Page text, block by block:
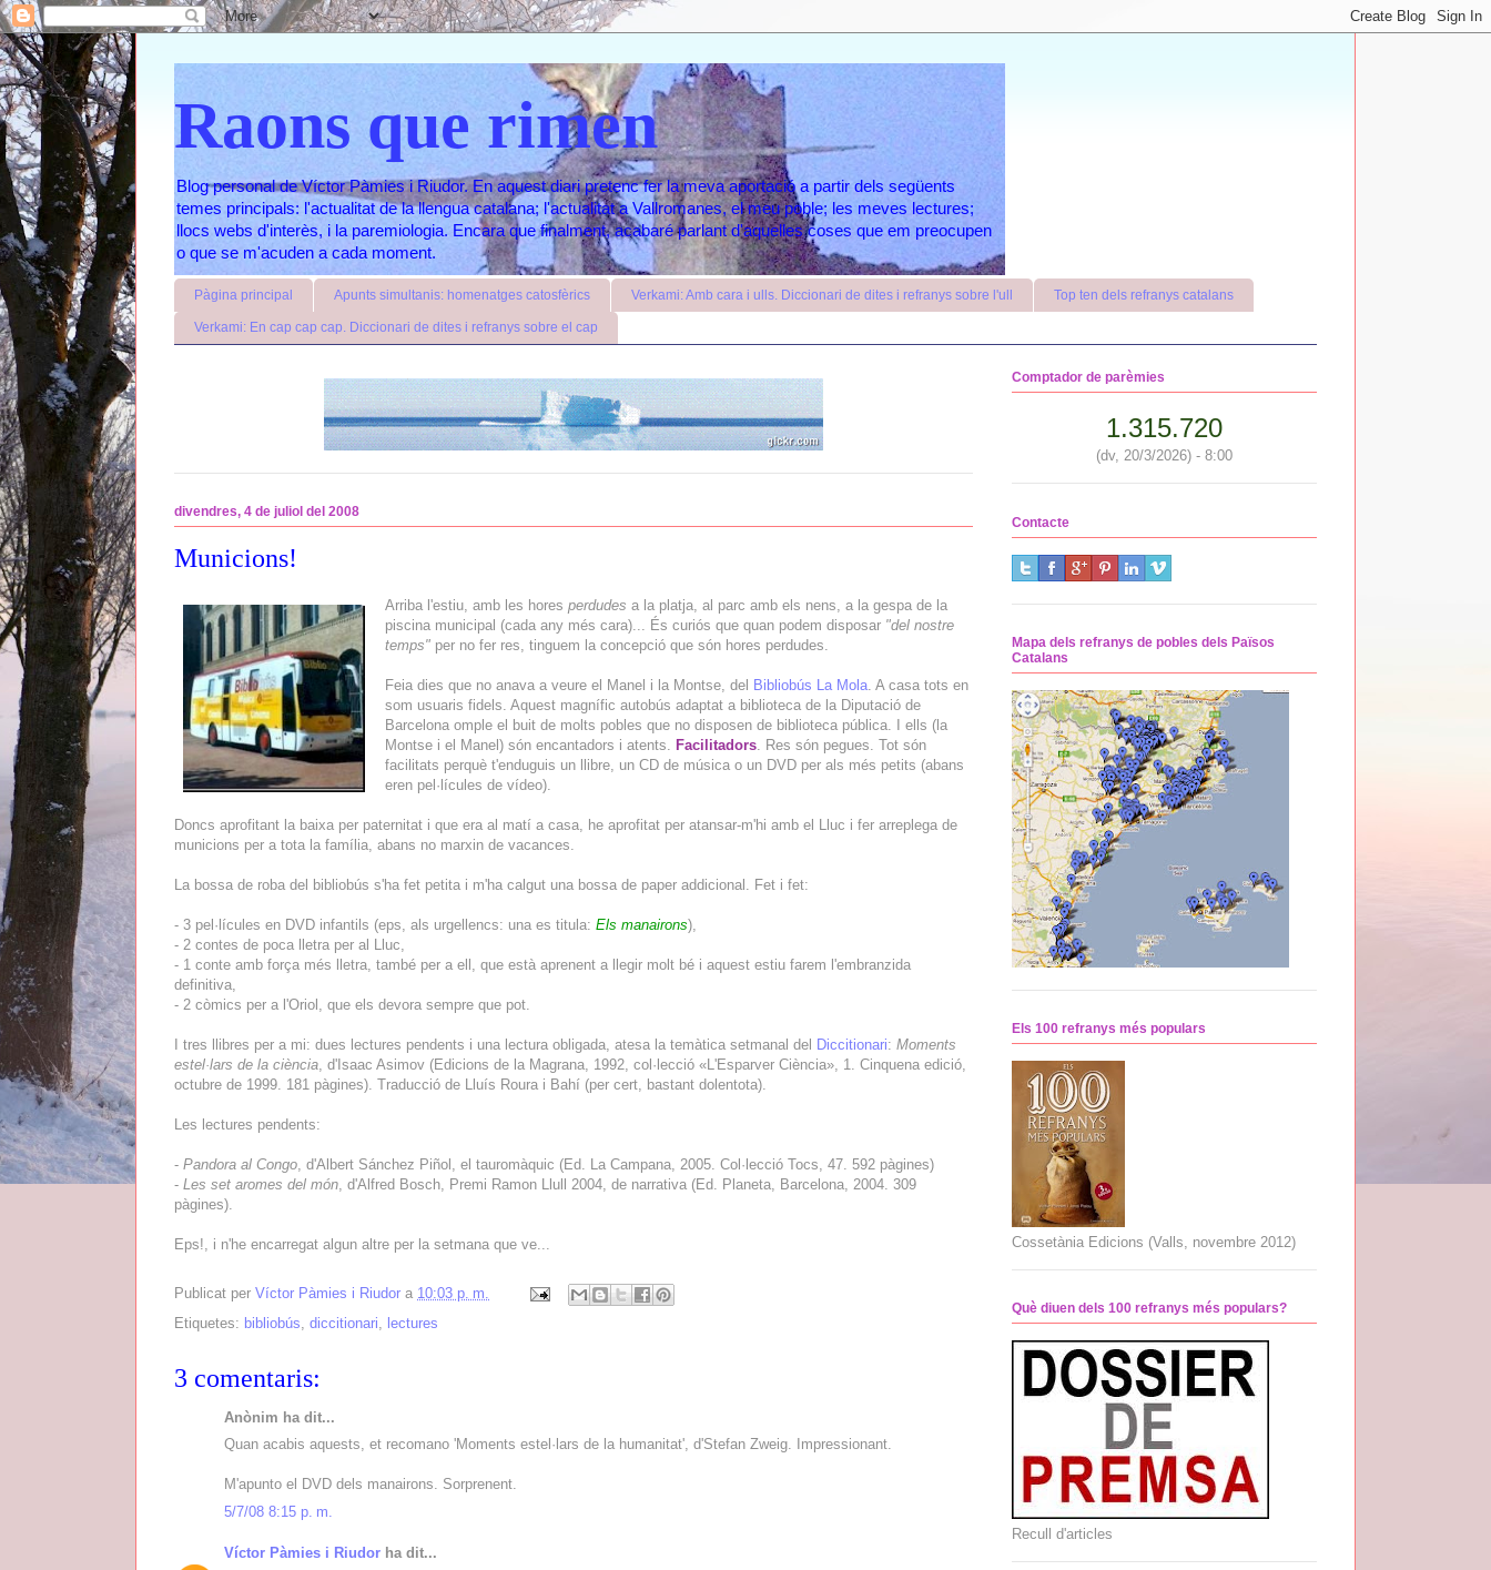
Raons que rimen
Blog personal de Víctor Pàmies i Riudor. En aquest diari pretenc fer la meva aportació a partir dels següents
temes principals: l'actualitat de la llengua catalana; l'actualitat a Vallromanes, el meu poble; les meves lectures;
llocs webs d'interès, i la paremiologia. Encara que finalment, acabaré parlant d'aquelles coses que em preocupen
o que se m'acuden a cada moment.
Pàgina principal Apunts simultanis: homenatges catosfèrics Verkami: Amb cara i ulls. Diccionari de dites i refranys sobre l'ull Top ten dels refranys catalans
Verkami: En cap cap cap. Diccionari de dites i refranys sobre el cap
divendres, 4 de juliol del 2008
Municions!
Arriba l'estiu, amb les hores perdudes a la platja, al parc amb els nens, a la gespa de la
piscina municipal (cada any més cara)... És curiós que quan podem disposar "del nostre
temps" per no fer res, tinguem la concepció que són hores perdudes.
Feia dies que no anava a veure el Manel i la Montse, del Bibliobús La Mola . A casa tots en
som usuaris fidels. Aquest magnífic autobús adaptat a biblioteca de la Diputació de
Barcelona omple el buit de molts pobles que no disposen de biblioteca pública. I ells (la
Montse i el Manel) són encantadors i atents.
Facilitadors . Res són pegues. Tot són
facilitats perquè t'enduguis un llibre, un CD de música o un DVD per als més petits (abans
eren pel·lícules de vídeo).
Doncs aprofitant la baixa per paternitat i que era al matí a casa, he aprofitat per atansar-m'hi amb el Lluc i fer arreplega de
municions per a tota la família, abans no marxin de vacances.
La bossa de roba del bibliobús s'ha fet petita i m'ha calgut una bossa de paper addicional. Fet i fet:
- 3 pel·lícules en DVD infantils (eps, als urgellencs: una es titula: Els manairons),
- 2 contes de poca lletra per al Lluc,
- 1 conte amb força més lletra, també per a ell, que està aprenent a llegir molt bé i aquest estiu farem l'embranzida
definitiva,
- 2 còmics per a l'Oriol, que els devora sempre que pot.
I tres llibres per a mi: dues lectures pendents i una lectura obligada, atesa la temàtica setmanal del Diccitionari: Moments
estel·lars de la ciència , d'Isaac Asimov (Edicions de la Magrana, 1992, col·lecció «L'Esparver Ciència», 1. Cinquena edició,
octubre de 1999. 181 pàgines). Traducció de Lluís Roura i Bahí (per cert, bastant dolentota).
Les lectures pendents:
- Pandora al Congo , d'Albert Sánchez Piñol, el tauromàquic (Ed. La Campana, 2005. Col·lecció Tocs, 47. 592 pàgines)
- Les set aromes del món , d'Alfred Bosch, Premi Ramon Llull 2004, de narrativa (Ed. Planeta, Barcelona, 2004. 309
pàgines).
Eps!, i n'he encarregat algun altre per la setmana que ve...
Publicat per Víctor Pàmies i Riudor a 10:03 p. m.
Etiquetes: bibliobús diccitionari lectures
3 comentaris:
Anònim ha dit...
Quan acabis aquests, et recomano 'Moments estel·lars de la humanitat', d'Stefan Zweig. Impressionant.
M'apunto el DVD dels manairons. Sorprenent.
5/7/08 8:15 p. m.
Víctor Pàmies i Riudor ha dit...
Comptador de parèmies
1.315.720
(dv, 20/3/2026) - 8:00
Contacte
Mapa dels refranys de pobles dels Països
Catalans
Els 100 refranys més populars
Cossetània Edicions (Valls, novembre 2012)
Què diuen dels 100 refranys més populars?
Recull d'articles